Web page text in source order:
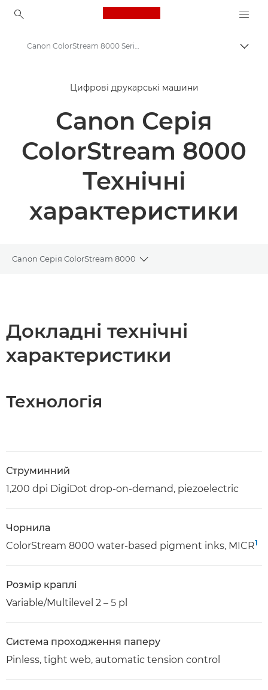
Canon Logo, back to
Рішення та послуги
Продукти для бізнесу
Canon ColorStream 8000 Series - Digital Colour Presses
Canon ColorStream 8000 Series - Digital Colour Presses - Specifications
Цифрові друкарські машини
Canon Серія
ColorStream 8000
Технічні
характеристики
Canon Серія ColorStream 8000
Toggle breadcrumbs
Докладні технічні
характеристики
Технологія
Струминний
1,200 dpi DigiDot drop-on-demand, piezoelectric
Чорнила
ColorStream 8000 water-based pigment inks, MICR1
Розмір краплі
Variable/Multilevel 2 – 5 pl
Система проходження паперу
Pinless, tight web, automatic tension control